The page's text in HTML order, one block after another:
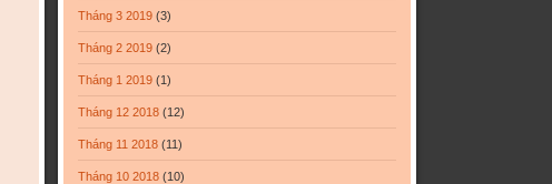
Tháng 3 2019 (3)
Tháng 2 2019 (2)
Tháng 1 2019 (1)
Tháng 12 2018 (12)
Tháng 11 2018 (11)
Tháng 10 2018 (10)